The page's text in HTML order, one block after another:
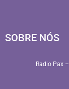
SOBRE NÓS
Radio Pax